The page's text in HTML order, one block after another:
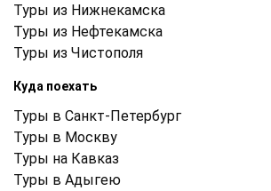
Туры из Нижнекамска
Туры из Нефтекамска
Туры из Чистополя
Куда поехать
Туры в Санкт-Петербург
Туры в Москву
Туры на Кавказ
Туры в Адыгею